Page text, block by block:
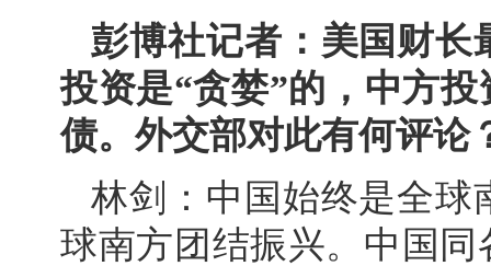
彭博社记者：美国财长
投资是“贪婪”的，中方
债。外交部对此有何评论
林剑：中国始终是全球
球南方团结振兴。中国